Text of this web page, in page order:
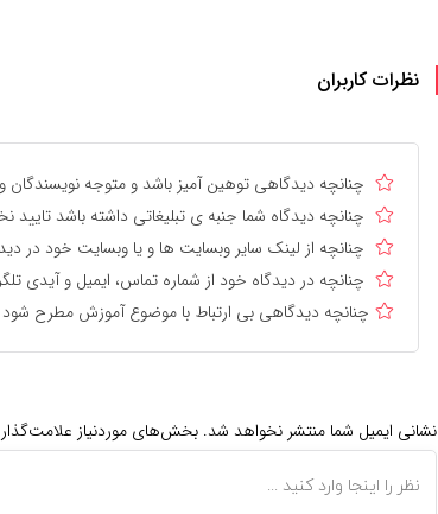
نظرات کاربران
چنانچه دیدگاهی توهین آمیز باشد و متوجه نویسندگان
چنانچه دیدگاه شما جنبه ی تبلیغاتی داشته باشد تایید
چنانچه از لینک سایر وبسایت ها و یا وبسایت خود در
چنانچه در دیدگاه خود از شماره تماس، ایمیل و آیدی
چنانچه دیدگاهی بی ارتباط با موضوع آموزش مطرح
نشانی ایمیل شما منتشر نخواهد شد. بخش‌های موردنیاز